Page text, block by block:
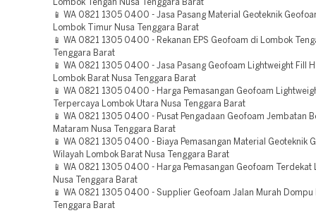
Lombok Tengah Nusa Tenggara Barat
📱 WA 0821 1305 0400 - Jasa Pasang Material Geoteknik
Lombok Timur Nusa Tenggara Barat
📱 WA 0821 1305 0400 - Rekanan EPS Geofoam di Lombok
Tenggara Barat
📱 WA 0821 1305 0400 - Jasa Pasang Geofoam Lightweight Fill
Lombok Barat Nusa Tenggara Barat
📱 WA 0821 1305 0400 - Harga Pemasangan Geofoam
Terpercaya Lombok Utara Nusa Tenggara Barat
📱 WA 0821 1305 0400 - Pusat Pengadaan Geofoam Jembatan
Mataram Nusa Tenggara Barat
📱 WA 0821 1305 0400 - Biaya Pemasangan Material Geoteknik
Wilayah Lombok Barat Nusa Tenggara Barat
📱 WA 0821 1305 0400 - Harga Pemasangan Geofoam Terdekat
Nusa Tenggara Barat
📱 WA 0821 1305 0400 - Supplier Geofoam Jalan Murah Dompu
Tenggara Barat